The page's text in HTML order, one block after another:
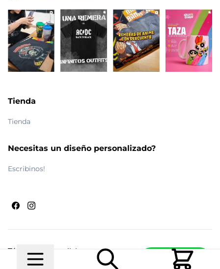
Escribinos
Tienda
Tienda
Necesitas un diseño personalizado?
Escribinos!
© 2026 Maldito RamónRealizado por Ecwid de
Términos y condiciones